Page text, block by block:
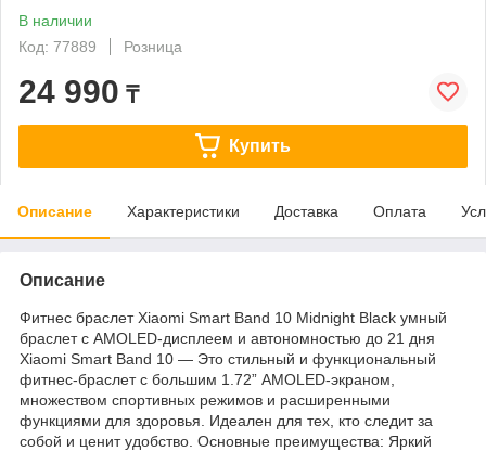
В наличии
Код: 77889
Розница
24 990 ₸
Купить
Описание Характеристики Доставка Оплата
Описание
Фитнес браслет Xiaomi Smart Band 10 Midnight Black умный
браслет с AMOLED-дисплеем и автономностью до 21 дня
Xiaomi Smart Band 10 — Это стильный и функциональный
фитнес-браслет с большим 1.72” AMOLED-экраном,
множеством спортивных режимов и расширенными
функциями для здоровья. Идеален для тех, кто следит за
собой и ценит удобство. Основные преимущества: Яркий